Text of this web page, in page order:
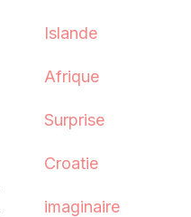
Islande
Afrique
Surprise
Croatie
imaginaire